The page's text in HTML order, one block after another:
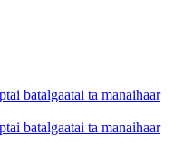
batalgaatai ta manaihaar
batalgaatai ta manaihaar